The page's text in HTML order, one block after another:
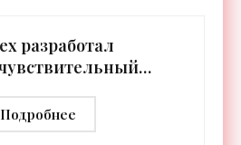
разработал
до 2 км
Подробнее